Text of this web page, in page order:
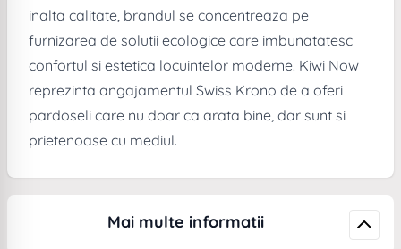
inalta calitate, brandul se concentreaza pe
furnizarea de solutii ecologice care imbunatatesc
confortul si estetica locuintelor moderne. Kiwi Now
reprezinta angajamentul Swiss Krono de a oferi
pardoseli care nu doar ca arata bine, dar sunt si
prietenoase cu mediul.
Mai multe informatii